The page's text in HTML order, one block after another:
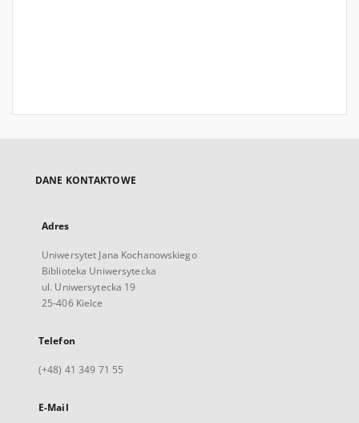
DANE KONTAKTOWE
Adres
Uniwersytet Jana Kochanowskiego
Biblioteka Uniwersytecka
ul. Uniwersytecka 19
25-406 Kielce
Telefon
(+48) 41 349 71 55
E-Mail